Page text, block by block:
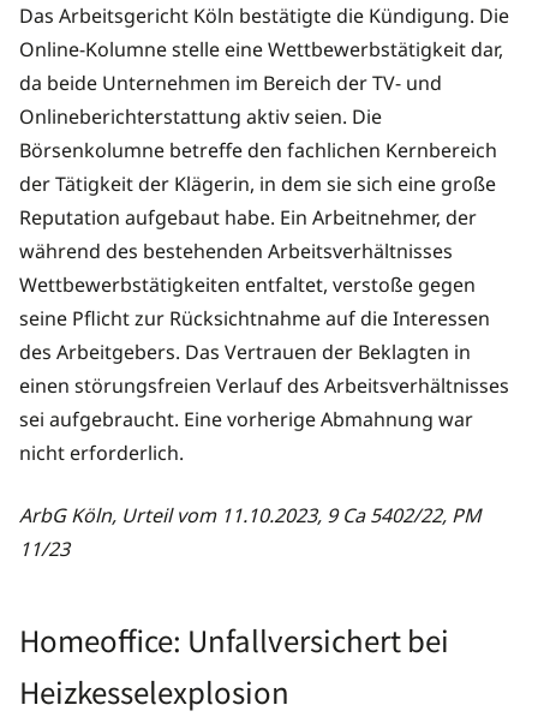
Das Arbeitsgericht Köln bestätigte die Kündigung. Die
Online-Kolumne stelle eine Wettbewerbstätigkeit dar,
da beide Unternehmen im Bereich der TV- und
Onlineberichterstattung aktiv seien. Die
Börsenkolumne betreffe den fachlichen Kernbereich
der Tätigkeit der Klägerin, in dem sie sich eine große
Reputation aufgebaut habe. Ein Arbeitnehmer, der
während des bestehenden Arbeitsverhältnisses
Wettbewerbstätigkeiten entfaltet, verstoße gegen
seine Pflicht zur Rücksichtnahme auf die Interessen
des Arbeitgebers. Das Vertrauen der Beklagten in
einen störungsfreien Verlauf des Arbeitsverhältnisses
sei aufgebraucht. Eine vorherige Abmahnung war
nicht erforderlich.
ArbG Köln, Urteil vom 11.10.2023, 9 Ca 5402/22, PM
11/23
Homeoffice: Unfallversichert bei
Heizkesselexplosion